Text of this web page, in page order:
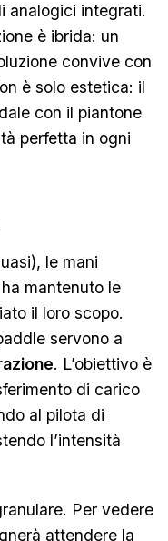
analogici integrati.
è ibrida: un
convive con
è solo estetica: il
con il piantone
perfetta in ogni
le mani
mantenuto le
il loro scopo.
servono a
. L’obiettivo è
di carico
al pilota di
l’intensità
Per vedere
attendere la